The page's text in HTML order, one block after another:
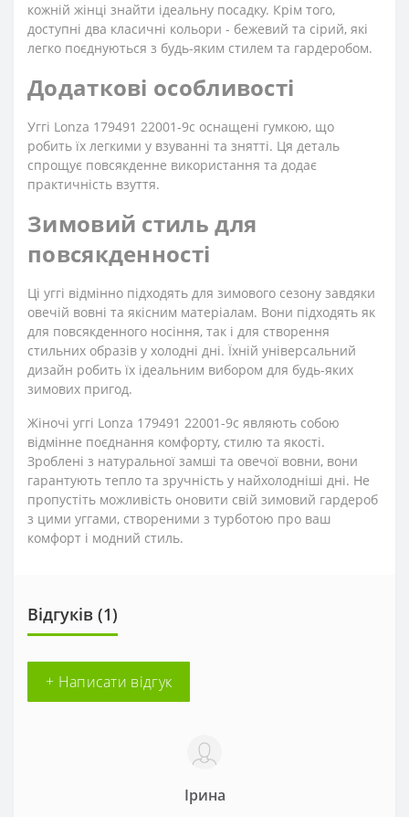
кожній жінці знайти ідеальну посадку. Крім того,
доступні два класичні кольори - бежевий та сірий, які
легко поєднуються з будь-яким стилем та гардеробом.
Додаткові особливості
Уггі Lonza 179491 22001-9с оснащені гумкою, що
робить їх легкими у взуванні та знятті. Ця деталь
спрощує повсякденне використання та додає
практичність взуття.
Зимовий стиль для
повсякденності
Ці уггі відмінно підходять для зимового сезону завдяки
овечій вовні та якісним матеріалам. Вони підходять як
для повсякденного носіння, так і для створення
стильних образів у холодні дні. Їхній універсальний
дизайн робить їх ідеальним вибором для будь-яких
зимових пригод.
Жіночі уггі Lonza 179491 22001-9с являють собою
відмінне поєднання комфорту, стилю та якості.
Зроблені з натуральної замші та овечої вовни, вони
гарантують тепло та зручність у найхолодніші дні. Не
пропустіть можливість оновити свій зимовий гардероб
з цими уггами, створеними з турботою про ваш
комфорт і модний стиль.
Відгуків (1)
+ Написати відгук
Ірина